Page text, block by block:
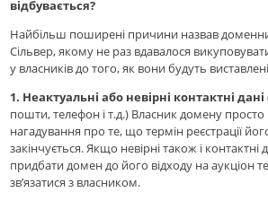
відбувається?
Найбільш поширені причини назвав
Сільвер, якому не раз вдавалося
у власників до того, як вони будуть
1. Неактуальні або невірні контактні дані
пошти, телефон і т.д.) Власник домену
нагадування про те, що термін реєстрації
закінчується. Якщо невірні також і
придбати домен до його відходу на аукціон
зв’язатися з власником.